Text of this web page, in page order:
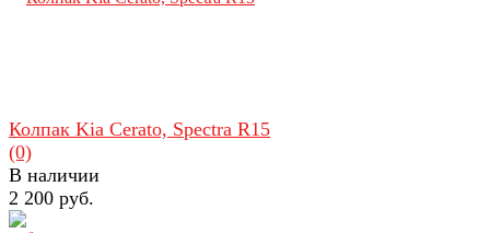
Колпак Kia Cerato, Spectra R15
(0)
В наличии
2 200 руб.